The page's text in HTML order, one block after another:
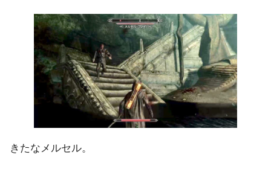
きたなメルセル。